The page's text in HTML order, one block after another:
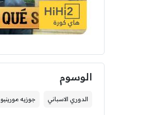
الوسوم
الدوري الاسباني جوزيه مورينيو